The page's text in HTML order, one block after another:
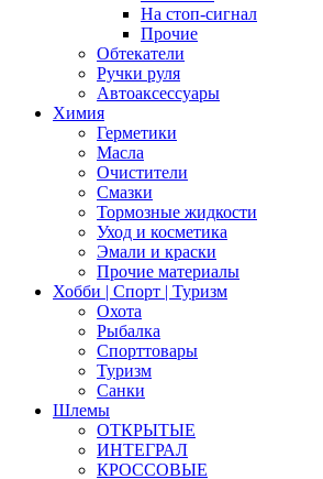
На стоп-сигнал
Прочие
Обтекатели
Ручки руля
Автоаксессуары
Химия
Герметики
Масла
Очистители
Смазки
Тормозные жидкости
Уход и косметика
Эмали и краски
Прочие материалы
Хобби | Cпорт | Туризм
Охота
Рыбалка
Спорттовары
Туризм
Санки
Шлемы
ОТКРЫТЫЕ
ИНТЕГРАЛ
КРОССОВЫЕ